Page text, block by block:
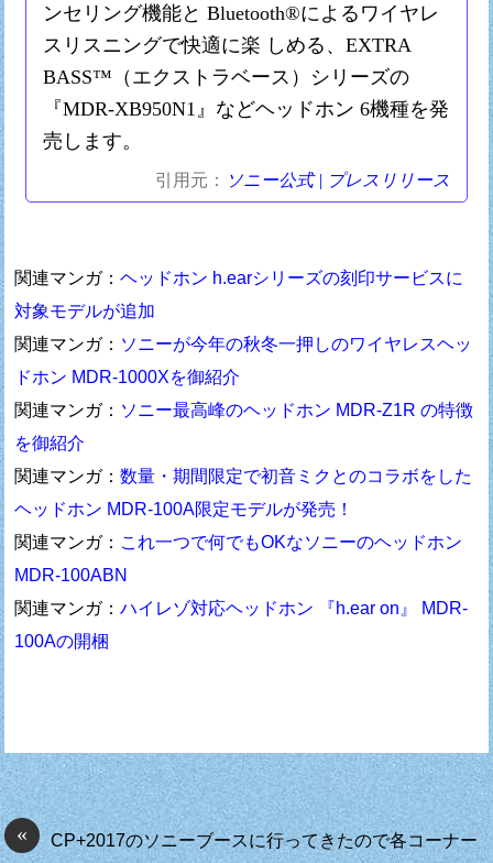
ンセリング機能と Bluetooth®によるワイヤレ
スリスニングで快適に楽 しめる、EXTRA
BASS™（エクストラベース）シリーズの
『MDR-XB950N1』などヘッドホン 6機種を発
売します。
引用元： ソニー公式 | プレスリリース
関連マンガ：ヘッドホン h.earシリーズの刻印サービスに
対象モデルが追加
関連マンガ： ソニーが今年の秋冬一押しのワイヤレスヘッ
ドホン MDR-1000Xを御紹介
関連マンガ： ソニー最高峰のヘッドホン MDR-Z1R の特徴
を御紹介
関連マンガ：数量・期間限定で初音ミクとのコラボをした
ヘッドホン MDR-100A限定モデルが発売！
関連マンガ： これ一つで何でもOKなソニーのヘッドホン
MDR-100ABN
関連マンガ：ハイレゾ対応ヘッドホン 『h.ear on』 MDR-
100Aの開梱
«
CP+2017のソニーブースに行ってきたので各コーナー